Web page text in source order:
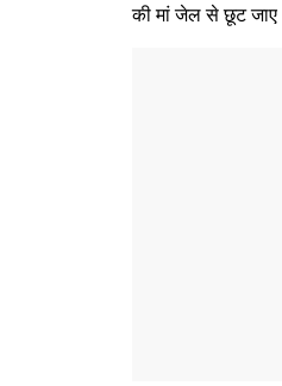
की मां जेल से छूट